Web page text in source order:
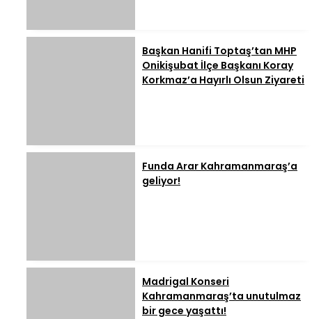
Başkan Hanifi Toptaş’tan MHP
Onikişubat İlçe Başkanı Koray
Korkmaz’a Hayırlı Olsun Ziyareti
Funda Arar Kahramanmaraş’a
geliyor!
Madrigal Konseri
Kahramanmaraş’ta unutulmaz
bir gece yaşattı!